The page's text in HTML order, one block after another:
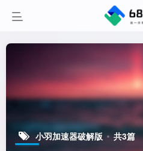
小羽加速器破解版 共3篇